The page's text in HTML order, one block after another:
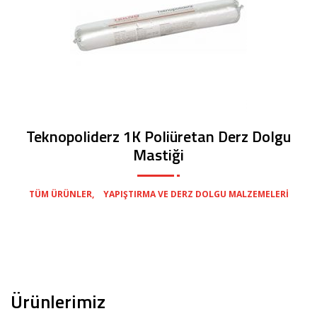
Ürünlerimiz
Teknopoliderz 1K Poliüretan Derz Dolgu
Mastiği
TÜM ÜRÜNLER YAPIŞTIRMA VE DERZ DOLGU MALZEMELERI